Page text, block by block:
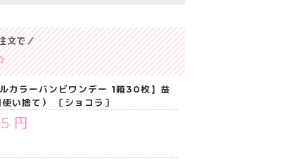
文で／
ラーバンビワンデー 1箱30枚】益
い捨て） ［ショコラ］
円